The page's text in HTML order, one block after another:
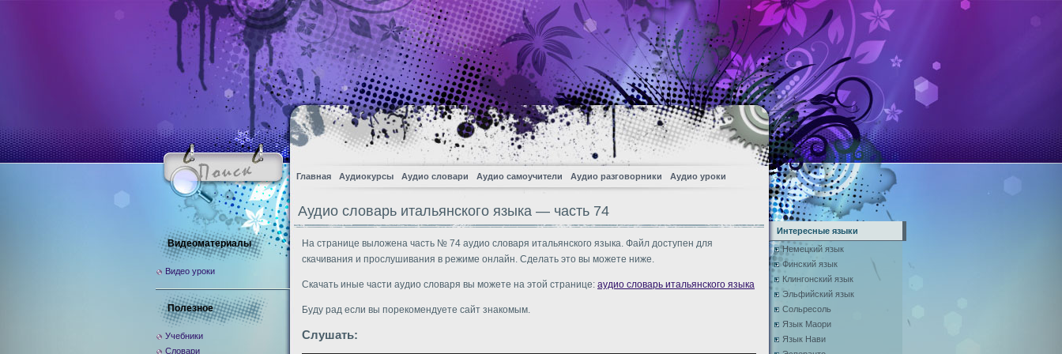
Главная Аудиокурсы Аудио словари Аудио самоучители Аудио разговорники Аудио уроки
Аудио словарь итальянского языка — часть 74
На странице выложена часть № 74 аудио словаря итальянского языка. Файл доступен для
скачивания и прослушивания в режиме онлайн. Сделать это вы можете ниже.
Скачать иные части аудио словаря вы можете на этой странице: аудио словарь итальянского языка
Буду рад если вы порекомендуете сайт знакомым.
Слушать:
Видеоматериалы
Видео уроки
Полезное
Учебники
Словари
Интересные языки
Немецкий язык
Финский язык
Клингонский язык
Эльфийский язык
Сольресоль
Язык Маори
Язык Нави